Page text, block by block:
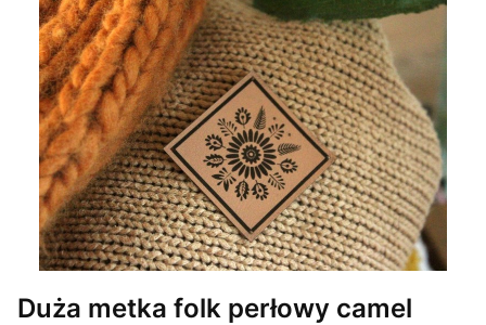
Duża metka folk perłowy camel